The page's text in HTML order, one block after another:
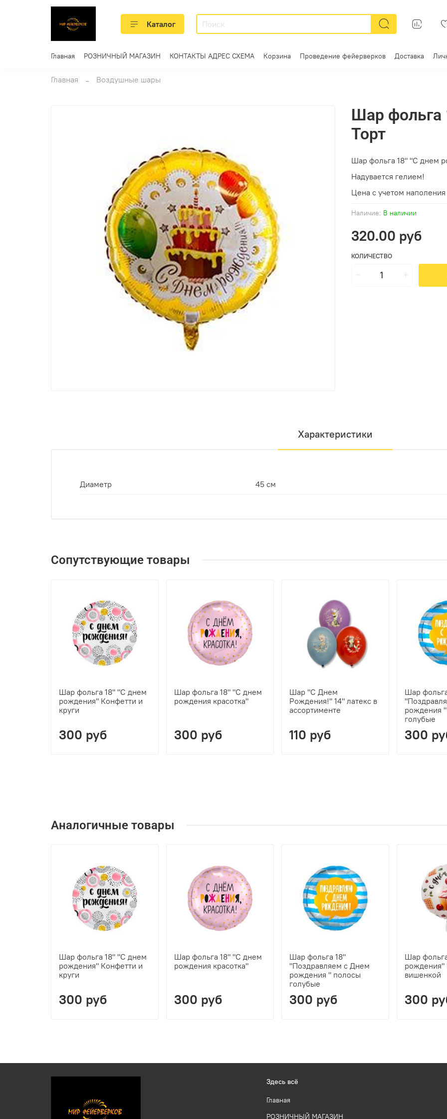
Каталог
Главная РОЗНИЧНЫЙ МАГАЗИН КОНТАКТЫ АДРЕС СХЕМА Корзина Проведение фейерверков Доставка
Главная Воздушные шары
Наличие: В наличии
Шар фольга
Торт
320.00 руб
КОЛИЧЕСТВО
Шар фольга 18" "С днем
Надувается гелием!
Цена с учетом
Характеристики
Диаметр 45 см
Сопутствующие товары
Шар фольга 18" "С днем
рождения" Конфетти и
круги
300 руб
Шар фольга 18" "С днем
рождения красотка"
300 руб
Шар "С Днем
Рождения!" 14" латекс в
ассортименте
110 руб
Шар
рождения
голубые
300
Аналогичные товары
Шар фольга 18" "С днем
рождения" Конфетти и
круги
300 руб
Шар фольга 18" "С днем
рождения красотка"
300 руб
Шар фольга 18"
"Поздравляем с Днем
рождения " полосы
голубые
300 руб
Шар
рождения"
вишенкой
300
Здесь всё
Главная
РОЗНИЧНЫЙ МАГАЗИН